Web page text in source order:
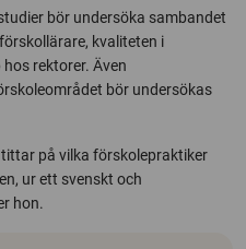
bör undersöka sambandet
kvaliteten i
rektorer. Även
bör undersökas
på vilka förskolepraktiker
ur ett svenskt och
hon.